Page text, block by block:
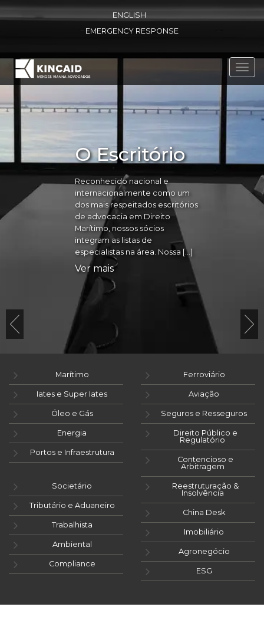
ENGLISH
EMERGENCY RESPONSE
O Escritório
Reconhecido nacional e
internacionalmente como um
dos mais respeitados escritórios
de advocacia em Direito
Marítimo, nossos sócios
integram as listas de
especialistas na área. Nossa […]
Ver mais
Marítimo
Iates e Super Iates
Óleo e Gás
Energia
Portos e Infraestrutura
Ferroviário
Aviação
Seguros e Resseguros
Direito Público e
Regulatório
Contencioso e
Arbitragem
Societário
Tributário e Aduaneiro
Trabalhista
Ambiental
Compliance
Reestruturação &
Insolvência
China Desk
Imobiliário
Agronegócio
ESG